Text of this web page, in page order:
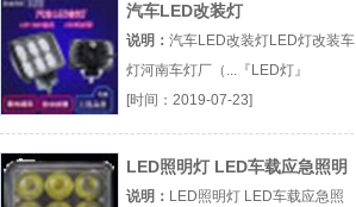
汽车LED改装灯
说明： 汽车LED改装灯LED灯改装车
灯河南车灯厂（...『LED灯』
[时间：2019-07-23]
LED照明灯 LED车载应急照明
灯
说明： LED照明灯 LED车载应急照